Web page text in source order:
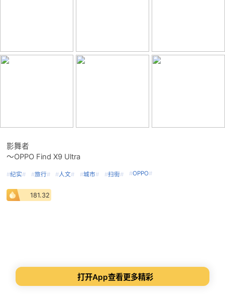
影舞者
～OPPO Find X9 Ultra
#纪实# #旅行# #人文# #城市# #扫街# #OPPO#
181.32
打开App查看更多精彩